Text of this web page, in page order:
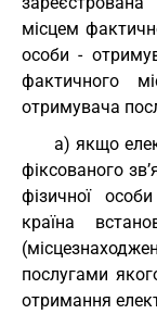
місцем
особи -
фактичного
отримувача
а) якщо
фіксованого
фізичної
країна
послугами
отримання